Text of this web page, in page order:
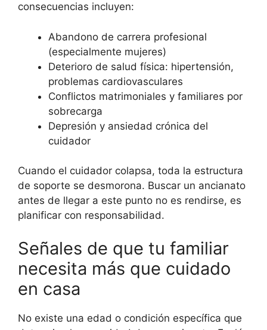
consecuencias incluyen:
Abandono de carrera profesional
(especialmente mujeres)
Deterioro de salud física: hipertensión,
problemas cardiovasculares
Conflictos matrimoniales y familiares por
sobrecarga
Depresión y ansiedad crónica del
cuidador
Cuando el cuidador colapsa, toda la estructura
de soporte se desmorona. Buscar un ancianato
antes de llegar a este punto no es rendirse, es
planificar con responsabilidad.
Señales de que tu familiar
necesita más que cuidado
en casa
No existe una edad o condición específica que